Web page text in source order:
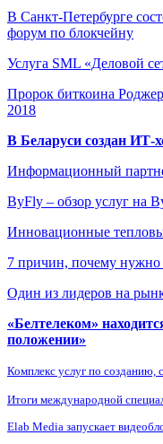
В Санкт-Петербурге
форум по блокчейну
Услуга SML «Деловой
Пророк биткоина
2018
В Беларуси создан ИТ-
Информационный
ByFly – обзор услуг на
Инновационные
7 причин, почему нужно
Один из лидеров на
«Белтелеком»
положении»
Комплекс услуг по
Итоги международной
Elab Media запускает